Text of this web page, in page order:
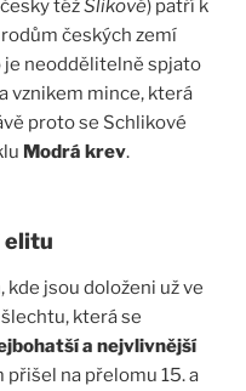
téžŠlikové) patří k
českých zemí
je neoddělitelně spjato
vznikem mince, která
proto se Schlikové
Modrá krev.
elitu
, kde jsou doloženi už ve
která se
a nejvlivnější
přišel na přelomu 15. a